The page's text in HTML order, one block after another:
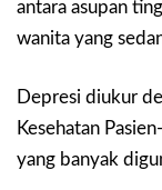
antara asupan
wanita yang
Depresi diukur
Kesehatan
yang banyak